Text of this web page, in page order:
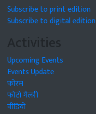
Subscribe to print edition
Subscribe to digital edition
Activities
Upcoming Events
Events Update
फोरम
फोटो गैलरी
वीडियो